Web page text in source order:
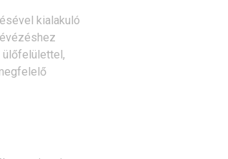
kialakuló